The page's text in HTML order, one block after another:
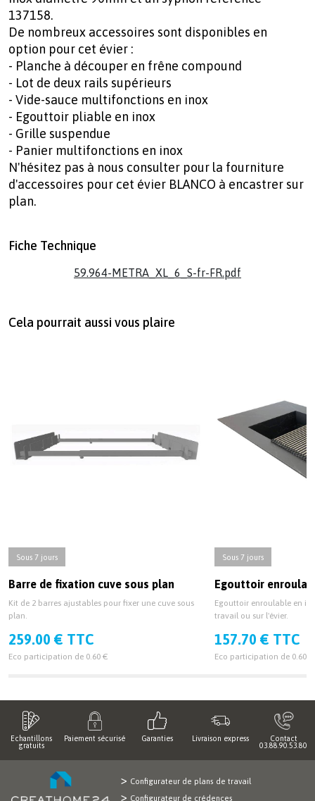
137158.
De nombreux accessoires sont disponibles en
option pour cet évier :
- Planche à découper en frêne compound
- Lot de deux rails supérieurs
- Vide-sauce multifonctions en inox
- Egouttoir pliable en inox
- Grille suspendue
- Panier multifonctions en inox
N'hésitez pas à nous consulter pour la fourniture
d'accessoires pour cet évier BLANCO à encastrer sur
plan.
Fiche Technique
59.964-METRA_XL_6_S-fr-FR.pdf
Cela pourrait aussi vous plaire
Sous 7 jours
Barre de fixation cuve sous plan
Kit de 2 barres ajustables pour fixer une cuve sous
plan.
259.00 € TTC
Eco participation de 0.60 €
Sous 7 jours
Egouttoir
Egouttoir enroulable en
travail ou sur l'évier.
157.70 € TTC
Eco participation de 0.60 €
Echantillons
gratuits
Paiement sécurisé Garanties Livraison express
Contact
03.88.90.53.80
Configurateur de plans de travail
Configurateur de crédences